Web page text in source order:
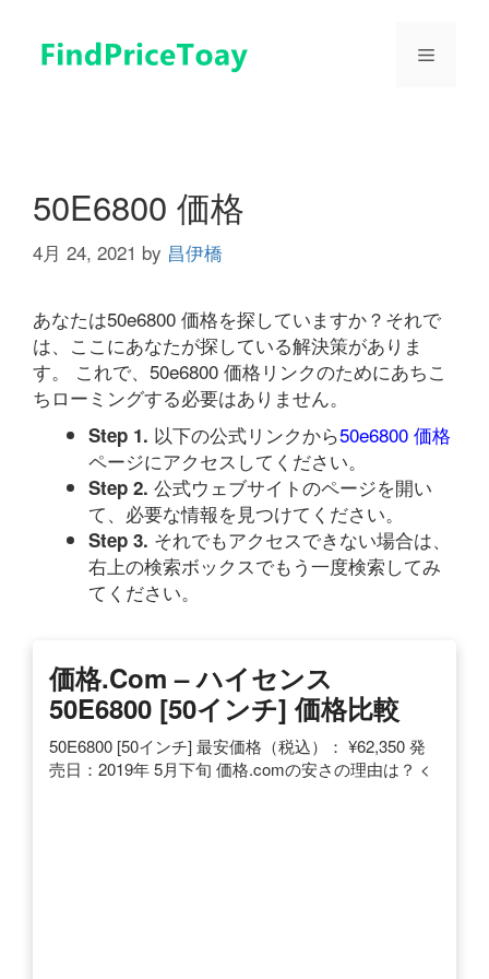
メ
50E6800 価格
4月 24, 2021 by 昌伊橋
あなたは50e6800 価格を探していますか？それで
は、ここにあなたが探している解決策がありま
す。 これで、50e6800 価格リンクのためにあちこ
ちローミングする必要はありません。
Step 1. 以下の公式リンクから50e6800 価格
ページにアクセスしてください。
Step 2. 公式ウェブサイトのページを開い
て、必要な情報を見つけてください。
Step 3. それでもアクセスできない場合は、
右上の検索ボックスでもう一度検索してみ
てください。
価格.com – ハイセンス
50E6800 [50インチ] 価格比較
50E6800 [50インチ] 最安価格（税込）： ¥62,350 発
売日：2019年 5月下旬 価格.comの安さの理由は？ <